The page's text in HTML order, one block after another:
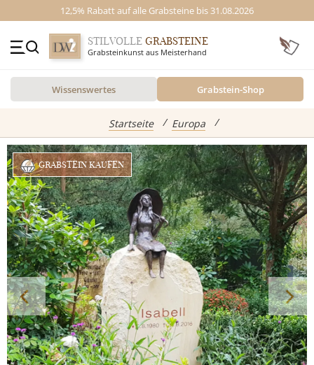
12,5% Rabatt auf alle Grabsteine bis 31.08.2026
Kontakt
GRABSTEINE
Alle Grabsteine
Einzelgrabsteine
Doppelgrabsteine
Kindergrabsteine
Urnengrabsteine
STILVOLLE GRABSTEINE
Grabsteinkunst aus Meisterhand
Wissenswertes Grabstein-Shop
Startseite Europa
Inspiration
abgebildete Produkte
Standort
Grabstein Shop
GRABSTEIN KAUFEN